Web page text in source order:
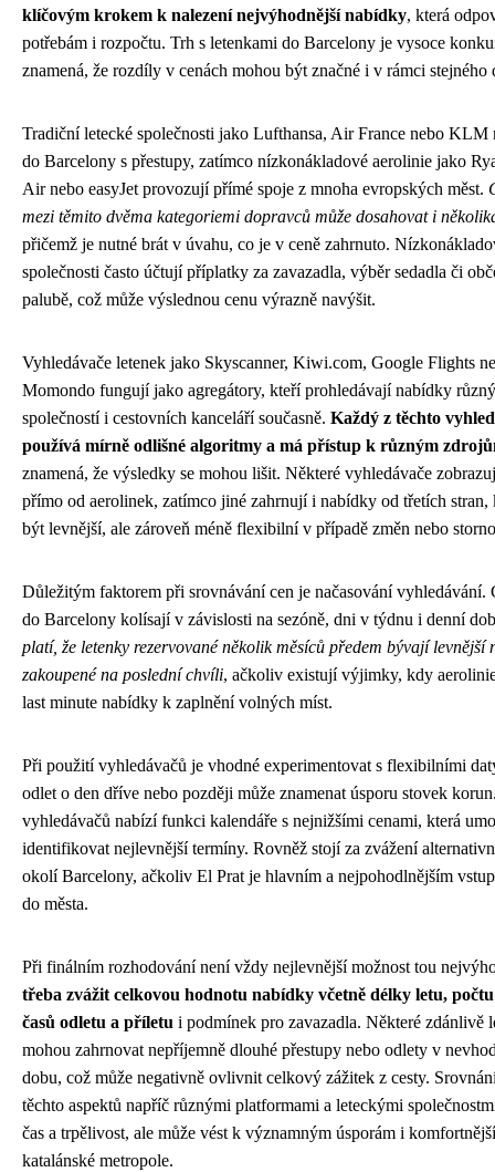
klíčovým krokem k nalezení nejvýhodnější nabídky, která
potřebám i rozpočtu. Trh s letenkami do Barcelony je vysoce
znamená, že rozdíly v cenách mohou být značné i v rámci stejného
Tradiční letecké společnosti jako Lufthansa, Air France nebo KLM
do Barcelony s přestupy, zatímco nízkonákladové aerolinie jako
Air nebo easyJet provozují přímé spoje z mnoha evropských měst.
mezi těmito dvěma kategoriemi dopravců může dosahovat i
přičemž je nutné brát v úvahu, co je v ceně zahrnuto.
společnosti často účtují příplatky za zavazadla, výběr sedadla či
palubě, což může výslednou cenu výrazně navýšit.
Vyhledávače letenek jako Skyscanner, Kiwi.com, Google Flights
Momondo fungují jako agregátory, kteří prohledávají nabídky
společností i cestovních kanceláří současně. Každý z těchto
používá mírně odlišné algoritmy a má přístup k různým
znamená, že výsledky se mohou lišit. Některé vyhledávače
přímo od aerolinek, zatímco jiné zahrnují i nabídky od třetích stran,
být levnější, ale zároveň méně flexibilní v případě změn nebo
Důležitým faktorem při srovnávání cen je načasování vyhledávání.
do Barcelony kolísají v závislosti na sezóně, dni v týdnu i denní
platí, že letenky rezervované několik měsíců předem bývají levnější
zakoupené na poslední chvíli, ačkoliv existují výjimky, kdy
last minute nabídky k zaplnění volných míst.
Při použití vyhledávačů je vhodné experimentovat s flexibilními
odlet o den dříve nebo později může znamenat úsporu stovek
vyhledávačů nabízí funkci kalendáře s nejnižšími cenami, která
identifikovat nejlevnější termíny. Rovněž stojí za zvážení
okolí Barcelony, ačkoliv El Prat je hlavním a nejpohodlnějším
do města.
Při finálním rozhodování není vždy nejlevnější možnost tou
třeba zvážit celkovou hodnotu nabídky včetně délky letu,
časů odletu a příletu i podmínek pro zavazadla. Některé zdánlivě
mohou zahrnovat nepříjemně dlouhé přestupy nebo odlety v
dobu, což může negativně ovlivnit celkový zážitek z cesty.
těchto aspektů napříč různými platformami a leteckými
čas a trpělivost, ale může vést k významným úsporám i
katalánské metropole.